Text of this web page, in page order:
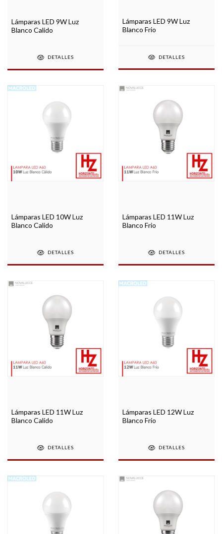
Lámparas LED 9W Luz
Blanco Calido
DETALLES
Lámparas LED 9W Luz
Blanco Frio
DETALLES
Lámparas LED 10W Luz
Blanco Calido
DETALLES
Lámparas LED 11W Luz
Blanco Frio
DETALLES
Lámparas LED 11W Luz
Blanco Calido
DETALLES
Lámparas LED 12W Luz
Blanco Frio
DETALLES